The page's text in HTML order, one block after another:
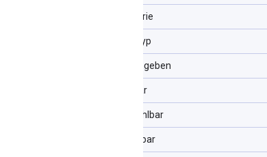
Kategorie
Datentyp
URL eingeben
Filterbar
Auswählbar
Sortierbar